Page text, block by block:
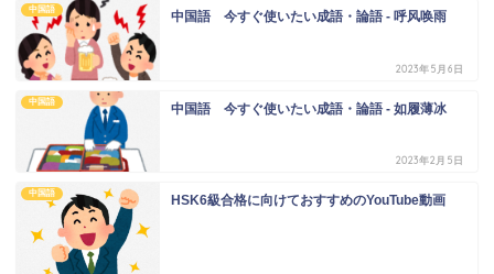
中国語 中国語 今すぐ使いたい成語・論語 - 呼风唤雨
2023年5月6日
中国語 中国語 今すぐ使いたい成語・論語 - 如履薄冰
2023年2月5日
中国語 HSK6級合格に向けておすすめのYouTube動画